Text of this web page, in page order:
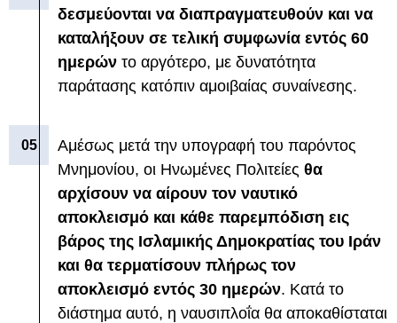
δεσμεύονται να διαπραγματευθούν και να
καταλήξουν σε τελική συμφωνία εντός 60
ημερών το αργότερο, με δυνατότητα
παράτασης κατόπιν αμοιβαίας συναίνεσης.
Αμέσως μετά την υπογραφή του παρόντος
Μνημονίου, οι Ηνωμένες Πολιτείες θα
αρχίσουν να αίρουν τον ναυτικό
αποκλεισμό και κάθε παρεμπόδιση εις
βάρος της Ισλαμικής Δημοκρατίας του Ιράν
και θα τερματίσουν πλήρως τον
αποκλεισμό εντός 30 ημερών. Κατά το
διάστημα αυτό, η ναυσιπλοΐα θα αποκαθίσταται